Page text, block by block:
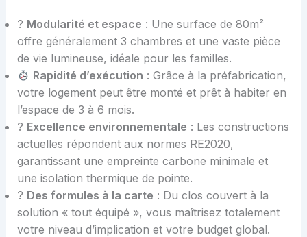
? Modularité et espace : Une surface de 80m²
offre généralement 3 chambres et une vaste pièce
de vie lumineuse, idéale pour les familles.
Rapidité d’exécution : Grâce à la préfabrication,
votre logement peut être monté et prêt à habiter en
l’espace de 3 à 6 mois.
? Excellence environnementale : Les constructions
actuelles répondent aux normes RE2020,
garantissant une empreinte carbone minimale et
une isolation thermique de pointe.
? Des formules à la carte : Du clos couvert à la
solution « tout équipé », vous maîtrisez totalement
votre niveau d’implication et votre budget global.